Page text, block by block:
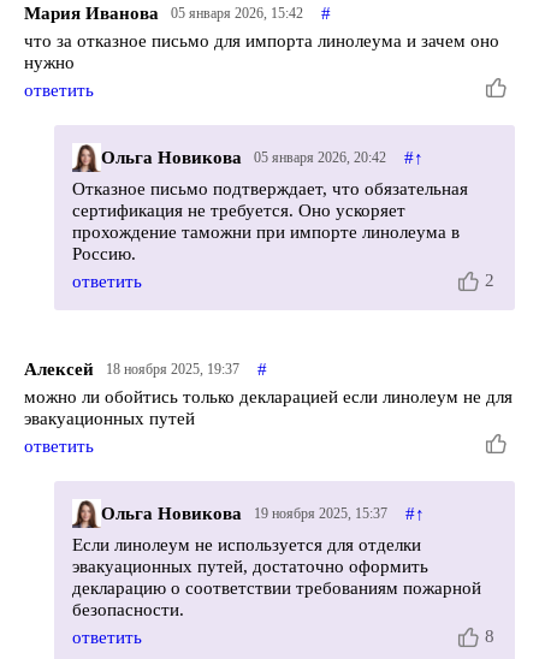
Мария Иванова 05 января 2026, 15:42
#
что за отказное письмо для импорта линолеума и зачем оно
нужно
ответить
Ольга Новикова 05 января 2026, 20:42 #↑
Отказное письмо подтверждает, что обязательная
сертификация не требуется. Оно ускоряет
прохождение таможни при импорте линолеума в
Россию.
2
ответить
Алексей 18 ноября 2025, 19:37
#
можно ли обойтись только декларацией если линолеум не для
эвакуационных путей
ответить
Ольга Новикова 19 ноября 2025, 15:37 #↑
Если линолеум не используется для отделки
эвакуационных путей, достаточно оформить
декларацию о соответствии требованиям пожарной
безопасности.
8
ответить